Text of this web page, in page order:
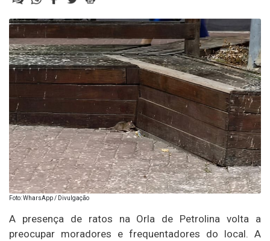
Foto: WharsApp / Divulgação
A presença de ratos na Orla de Petrolina volta a
preocupar moradores e frequentadores do local. A